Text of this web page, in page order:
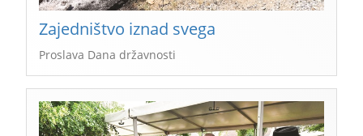
Zajedništvo iznad svega
Proslava Dana državnosti